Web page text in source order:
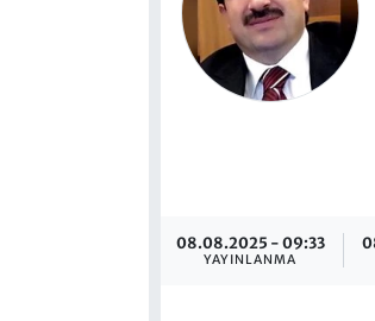
08.08.2025 - 09:33
YAYINLANMA